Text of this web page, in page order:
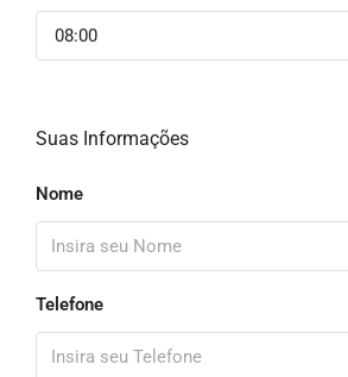
08:00
Suas Informações
Nome
Telefone